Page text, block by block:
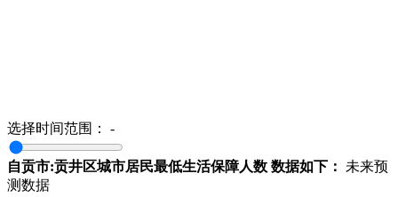
选择时间范围： -
自贡市:贡井区城市居民最低生活保障人数 数据如下：
未来预
测数据